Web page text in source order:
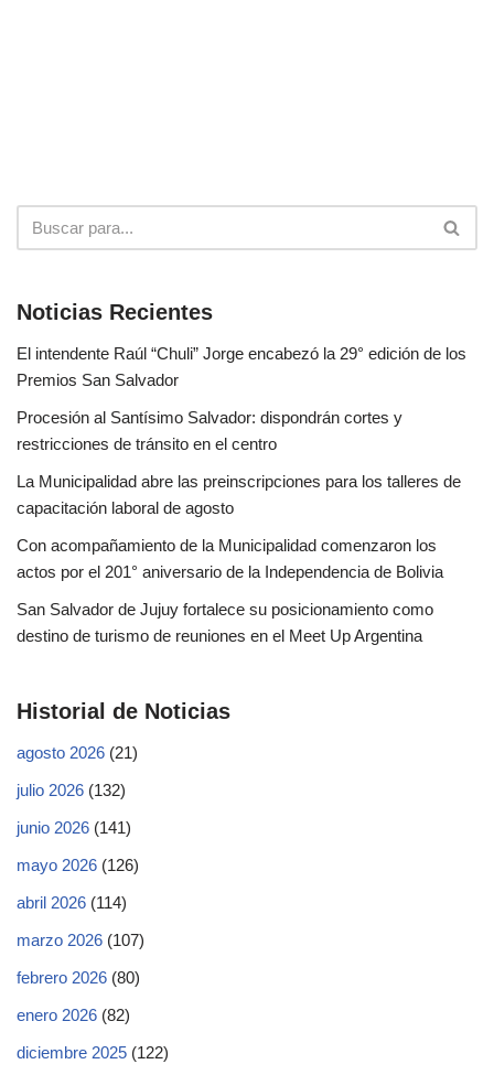
Noticias Recientes
El intendente Raúl “Chuli” Jorge encabezó la 29° edición de los
Premios San Salvador
Procesión al Santísimo Salvador: dispondrán cortes y
restricciones de tránsito en el centro
La Municipalidad abre las preinscripciones para los talleres de
capacitación laboral de agosto
Con acompañamiento de la Municipalidad comenzaron los
actos por el 201° aniversario de la Independencia de Bolivia
San Salvador de Jujuy fortalece su posicionamiento como
destino de turismo de reuniones en el Meet Up Argentina
Historial de Noticias
agosto 2026 (21)
julio 2026 (132)
junio 2026 (141)
mayo 2026 (126)
abril 2026 (114)
marzo 2026 (107)
febrero 2026 (80)
enero 2026 (82)
diciembre 2025 (122)